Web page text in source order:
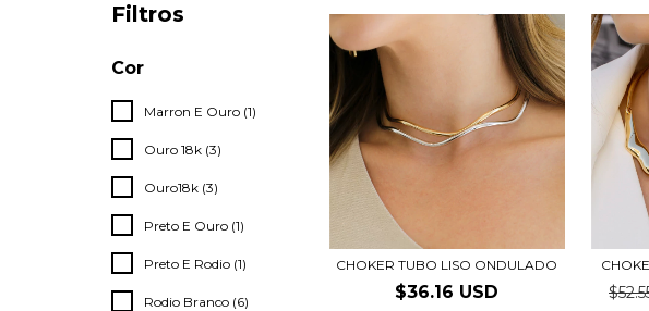
Filtros
Cor
Marron E Ouro (1)
Ouro 18k (3)
Ouro18k (3)
Preto E Ouro (1)
Preto E Rodio (1)
Rodio Branco (6)
CHOKER TUBO LISO ONDULADO
$36.16 USD